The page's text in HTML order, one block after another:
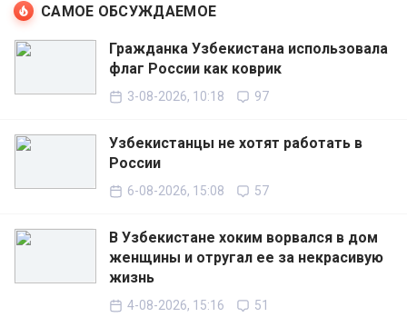
САМОЕ ОБСУЖДАЕМОЕ
Гражданка Узбекистана использовала
флаг России как коврик
3-08-2026, 10:18 97
Узбекистанцы не хотят работать в
России
6-08-2026, 15:08 57
В Узбекистане хоким ворвался в дом
женщины и отругал ее за некрасивую
жизнь
4-08-2026, 15:16 51